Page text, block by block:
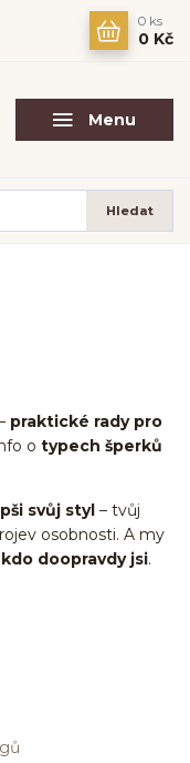
Menu
Hledat
0 ks
0 Kč
praktické rady pro
o typech šperků
svůj styl – tvůj
osobnosti. A my
kdo doopravdy jsi.